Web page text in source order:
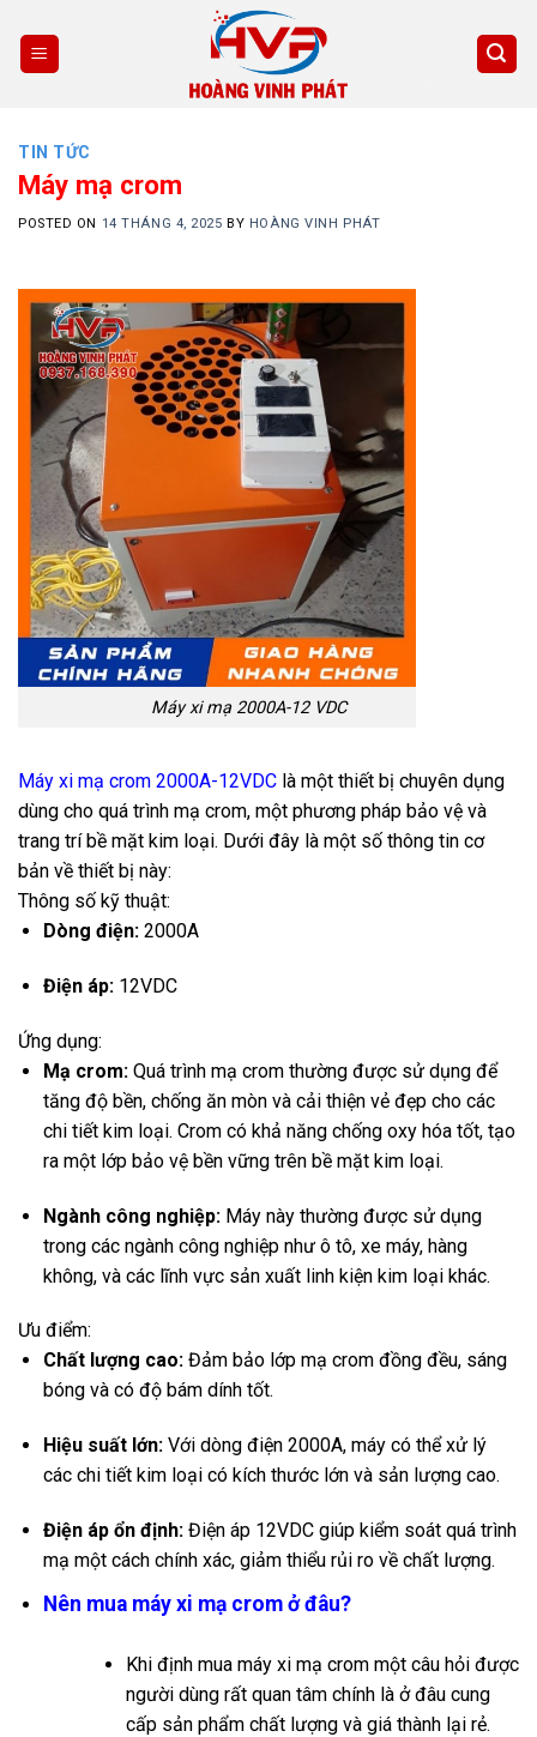
content
TIN TỨC
Máy mạ crom
POSTED ON 14 THÁNG 4, 2025 BY HOÀNG VINH PHÁT
Máy xi mạ 2000A-12 VDC
Máy xi mạ crom 2000A-12VDC là một thiết bị chuyên dụng
dùng cho quá trình mạ crom, một phương pháp bảo vệ và
trang trí bề mặt kim loại. Dưới đây là một số thông tin cơ
bản về thiết bị này:
Thông số kỹ thuật:
Dòng điện:2000A
Điện áp:12VDC
Ứng dụng:
Mạ crom:Quá trình mạ crom thường được sử dụng để
tăng độ bền, chống ăn mòn và cải thiện vẻ đẹp cho các
chi tiết kim loại. Crom có khả năng chống oxy hóa tốt, tạo
ra một lớp bảo vệ bền vững trên bề mặt kim loại.
Ngành công nghiệp:Máy này thường được sử dụng
trong các ngành công nghiệp như ô tô, xe máy, hàng
không, và các lĩnh vực sản xuất linh kiện kim loại khác.
Ưu điểm:
Chất lượng cao:Đảm bảo lớp mạ crom đồng đều, sáng
bóng và có độ bám dính tốt.
Hiệu suất lớn:Với dòng điện 2000A, máy có thể xử lý
các chi tiết kim loại có kích thước lớn và sản lượng cao.
Điện áp ổn định:Điện áp 12VDC giúp kiểm soát quá trình
mạ một cách chính xác, giảm thiểu rủi ro về chất lượng.
Nên mua máy xi mạ crom ở đâu?
Khi định mua máy xi mạ crom một câu hỏi được
người dùng rất quan tâm chính là ở đâu cung
cấp sản phẩm chất lượng và giá thành lại rẻ.